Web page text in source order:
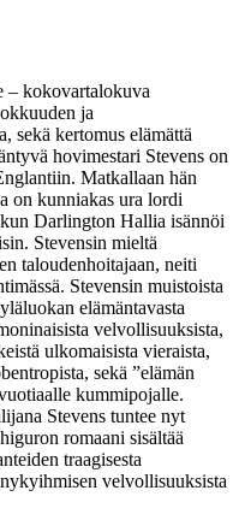
– kokovartalokuva
ja
sekä kertomus elämättä
hovimestari Stevens on
Matkallaan hän
on kunniakas ura lordi
Darlington Hallia isännöi
Stevensin mieltä
taloudenhoitajaan, neiti
Stevensin muistoista
elämäntavasta
velvollisuuksista,
ulkomaisista vieraista,
sekä ”elämän
kummipojalle.
Stevens tuntee nyt
romaani sisältää
traagisesta
velvollisuuksista